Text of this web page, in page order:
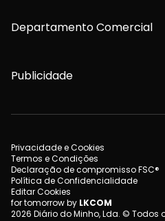
Departamento Comercial
Publicidade
Privacidade e Cookies
Termos e Condições
Declaração de compromisso FSC®
Política de Confidencialidade
Editar Cookies
for tomorrow by LKCOM
2026 Diário do Minho, Lda. © Todos